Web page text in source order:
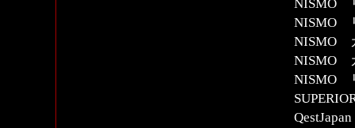
NISMO
NISMO
NISMO
NISMO
NISMO